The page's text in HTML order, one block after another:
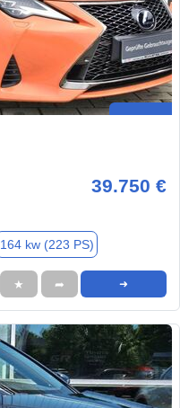
39.750 €
164 kw (223 PS)
★ ➦ ➜